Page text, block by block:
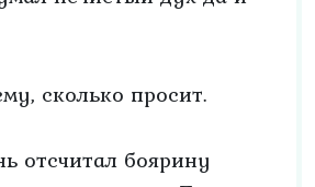
сколько просит.
отсчитал боярину